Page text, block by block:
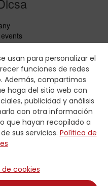
usan para personalizar el
funciones de redes
Además, compartimos
haga del sitio web con
publicidad y análisis
con otra información
que hayan recopilado a
sus servicios. Política de
cookies
leaflets